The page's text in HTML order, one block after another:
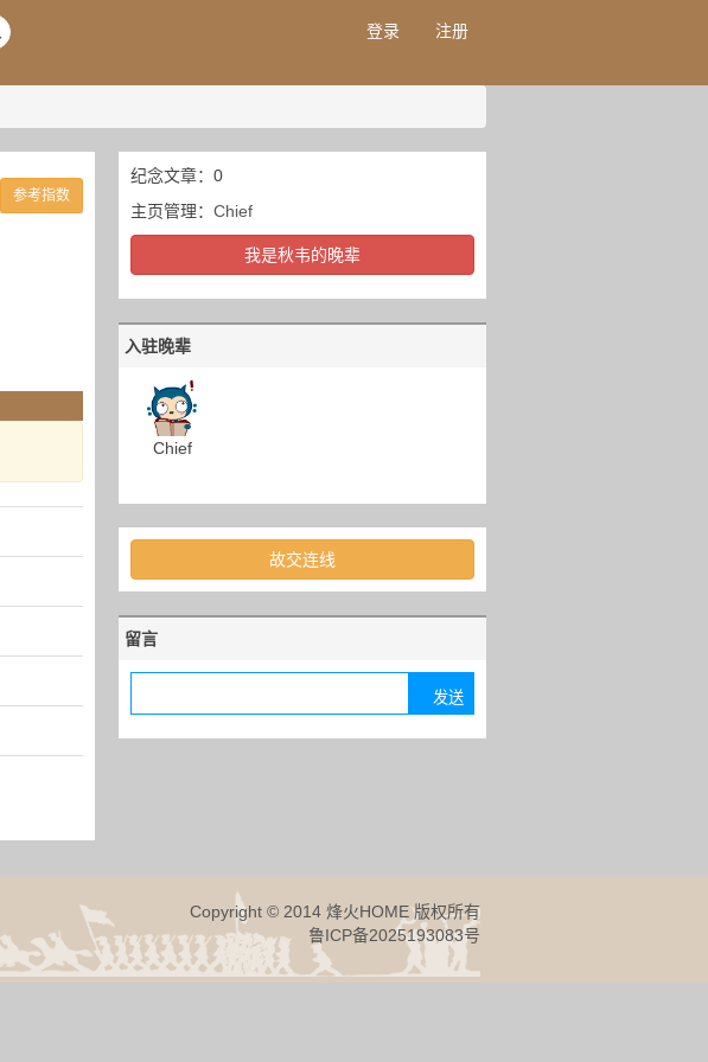
登录 注册
参考指数
纪念文章：0
主页管理： Chief
我是秋韦的晚辈
入驻晚辈
Chief
故交连线
留言
Copyright © 2014 烽火HOME 版权所有
鲁ICP备2025193083号